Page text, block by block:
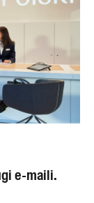
e-maili.